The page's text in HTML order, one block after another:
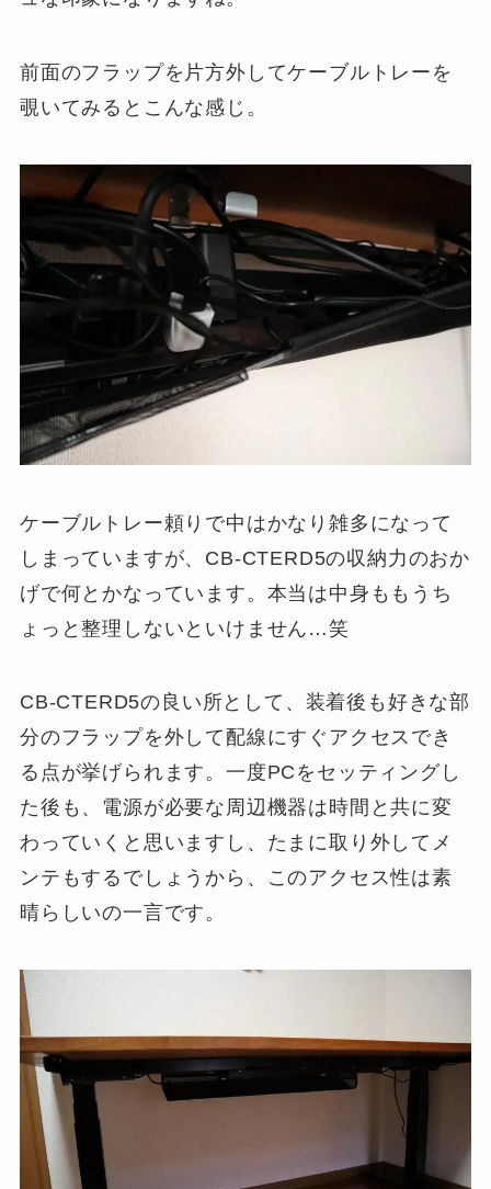
前面のフラップを片方外してケーブルトレーを
覗いてみるとこんな感じ。
ケーブルトレー頼りで中はかなり雑多になって
しまっていますが、CB-CTERD5の収納力のおか
げで何とかなっています。本当は中身ももうち
ょっと整理しないといけません…笑
CB-CTERD5の良い所として、装着後も好きな部
分のフラップを外して配線にすぐアクセスでき
る点が挙げられます。一度PCをセッティングし
た後も、電源が必要な周辺機器は時間と共に変
わっていくと思いますし、たまに取り外してメ
ンテもするでしょうから、このアクセス性は素
晴らしいの一言です。